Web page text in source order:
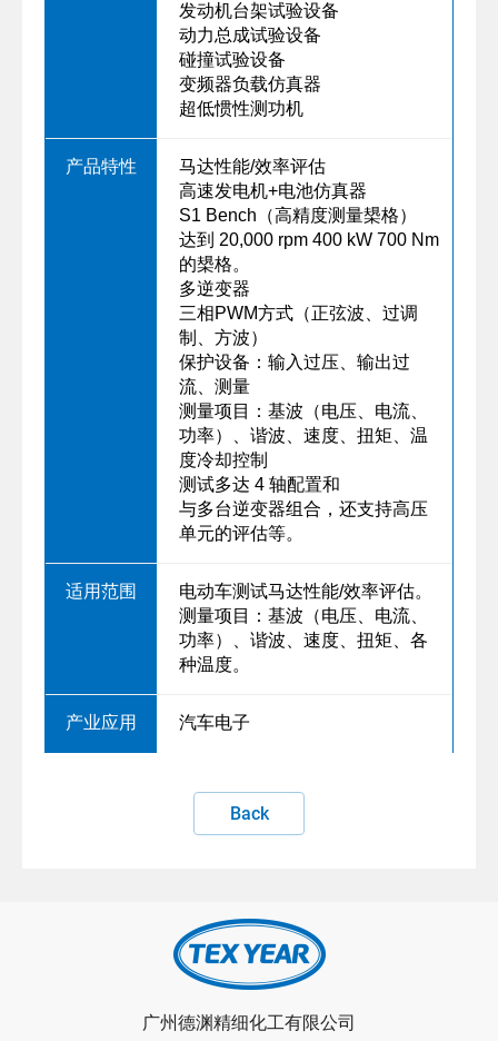
发动机台架试验设备
动力总成试验设备
碰撞试验设备
变频器负载仿真器
超低惯性测功机
马达性能/效率评估
高速发电机+电池仿真器
S1 Bench（高精度测量槼格）
达到 20,000 rpm 400 kW 700 Nm
的槼格。
多逆变器
三相PWM方式（正弦波、过调
制、方波）
保护设备：输入过压、输出过
流、测量
测量项目：基波（电压、电流、
功率）、谐波、速度、扭矩、温
度冷却控制
测试多达 4 轴配置和
与多台逆变器组合，还支持高压
单元的评估等。
电动车测试马达性能/效率评估。
测量项目：基波（电压、电流、
功率）、谐波、速度、扭矩、各
种温度。
汽车电子
Back
广州德渊精细化工有限公司